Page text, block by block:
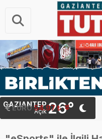
EURO 54.97 ₺
STERLIN 64.20 ₺
GAZIANTEP
Açık26°